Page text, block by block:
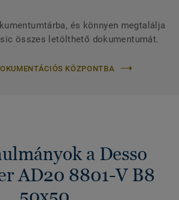
és könnyen megtalálja
összes letölthető dokumentumát.
KÖZPONTBA
a Desso
AD20 8801-V B8